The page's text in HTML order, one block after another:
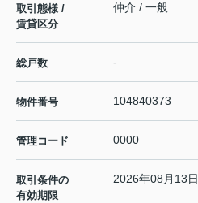
取引態様 /
賃貸区分
仲介 / 一般
総戸数 -
物件番号 104840373
管理コード 0000
取引条件の
有効期限
2026年08月13日